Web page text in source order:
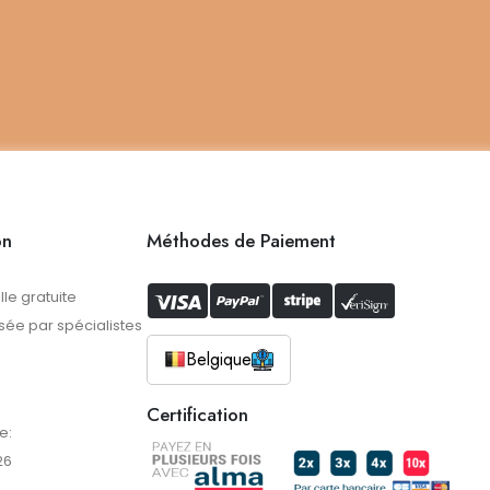
gratuite
par spécialistes
Méthodes de Paiement
Belgique
Certification